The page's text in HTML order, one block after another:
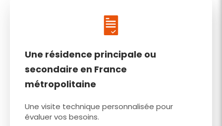
Une résidence principale ou
secondaire en France
métropolitaine
Une visite technique personnalisée pour
évaluer vos besoins.